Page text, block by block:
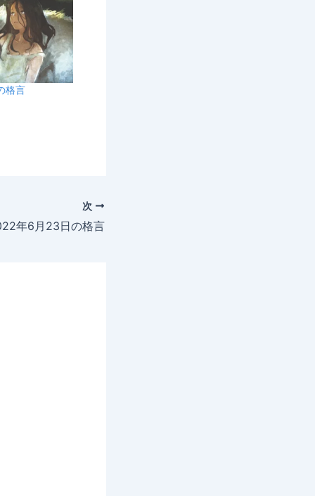
格言
次
年6月23日の格言